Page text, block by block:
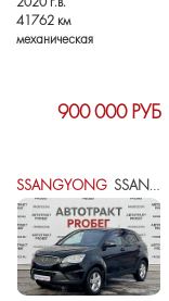
2020 г.в.
41762 км
механическая
900 000 РУБ
SSANGYONG SSANGYONG ACTYON II